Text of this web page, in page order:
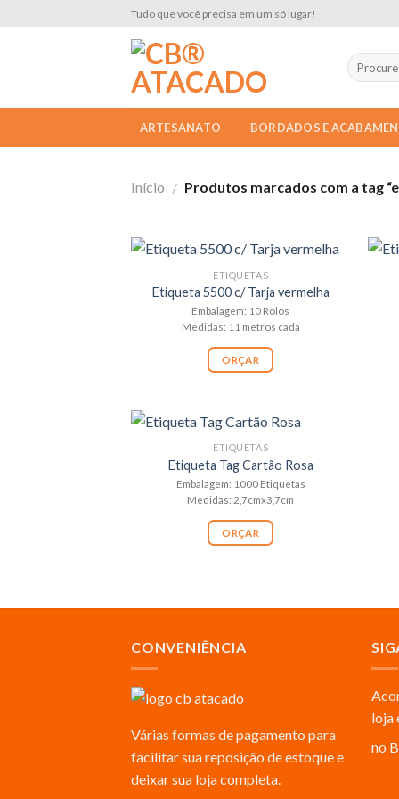
Tudo que você precisa em um só lugar!
ARTESANATO BORDADOS E
Início / Produtos marcados com a tag
ETIQUETAS
Etiqueta 5500 c/ Tarja vermelha
Embalagem: 10 Rolos
Medidas: 11 metros cada
ORÇAR
ETIQUETAS
Etiqueta Tag Cartão Rosa
Embalagem: 1000 Etiquetas
Medidas: 2,7cmx3,7cm
ORÇAR
CONVENIÊNCIA
Várias formas de pagamento para
facilitar sua reposição de estoque e
deixar sua loja completa.
loja
no